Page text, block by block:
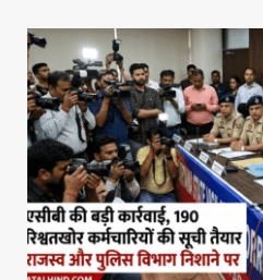
at
s
A
p
p
c
e
b
o
o
k
k
e
dI
n